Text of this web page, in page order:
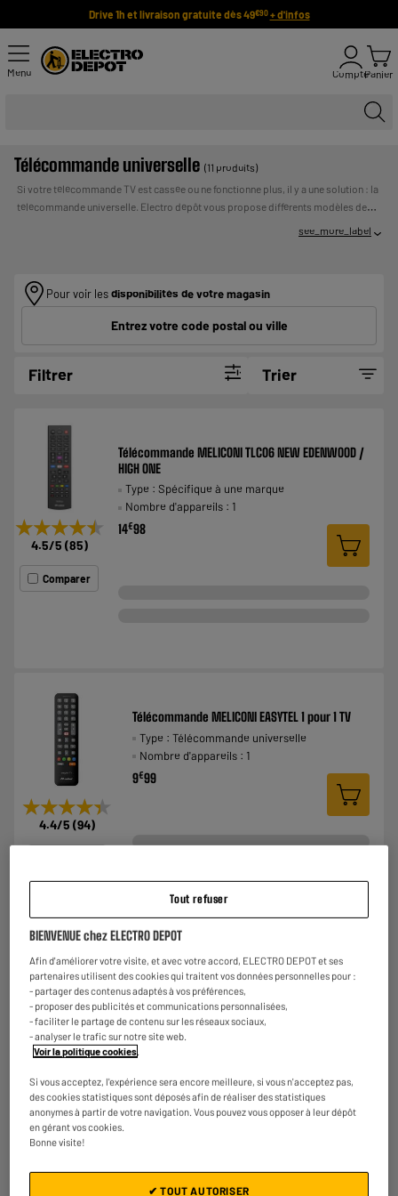
Drive 1h et livraison gratuite dès 49€90 + d'infos
Menu ComptePanier
Télécommande universelle (11 produits)
Si votre télécommande TV est cassée ou ne fonctionne plus, il y a une solution : la
télécommande universelle. Electro dépôt vous propose différents modèles de
télécommandes pas chères. Pratiques, ces télécommandes universelles sont
VERIFIEZ VOS CAPACITES DE REMBOURSEMENT AVANT DE
VOUS ENGAGER.
see_more_label
Pour voir lesdisponibilités de votre magasin
Entrez votre code postal ou ville
Filtrer Trier
★★★★★
★★★★★
4.5/5 (85)
Comparer
Télécommande MELICONI TLC06 NEW EDENWOOD /
HIGH ONE
Type : Spécifique à une marque
Nombre d'appareils : 1
14€98
★★★★★
★★★★★
4.4/5 (94)
Télécommande MELICONI EASYTEL 1 pour 1 TV
Type : Télécommande universelle
Nombre d'appareils : 1
9€99
★★★★★
★★★★★
Comparer
Télécommande MELICONI EASY 100 SAMSUNG
Type : Spécifique à une marque
Nombre d'appareils : 1
14€98
Tout refuser
BIENVENUE chez ELECTRO DEPOT
Afin d'améliorer votre visite, et avec votre accord, ELECTRO DEPOT et ses
partenaires utilisent des cookies qui traitent vos données personnelles pour :
- partager des contenus adaptés à vos préférences,
- proposer des publicités et communications personnalisées,
- faciliter le partage de contenu sur les réseaux sociaux,
- analyser le trafic sur notre site web.
Voir la politique cookies.
Si vous acceptez, l'expérience sera encore meilleure, si vous n'acceptez pas,
des cookies statistiques sont déposés afin de réaliser des statistiques
anonymes à partir de votre navigation. Vous pouvez vous opposer à leur dépôt
en gérant vos cookies.
Bonne visite!
✔ TOUT AUTORISER